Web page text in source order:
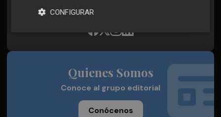
Plaza Podcast, desde cualquier medio
Quienes Somos
Conoce al grupo editorial
Conócenos
CONFIGURAR